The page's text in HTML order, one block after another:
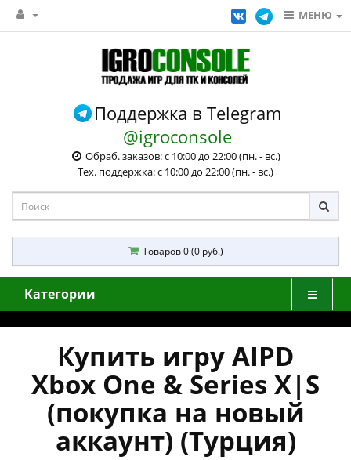
МЕНЮ
Поддержка в Telegram
@igroconsole
Обраб. заказов: с 10:00 до 22:00 (пн. - вс.)
Тех. поддержка: с 10:00 до 22:00 (пн. - вс.)
Товаров 0 (0 руб.)
Категории
Купить игру AIPD
Xbox One & Series X|S
(покупка на новый
аккаунт) (Турция)